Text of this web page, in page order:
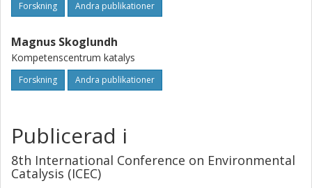
Forskning Andra publikationer
Magnus Skoglundh
Kompetenscentrum katalys
Forskning Andra publikationer
Publicerad i
8th International Conference on Environmental
Catalysis (ICEC)